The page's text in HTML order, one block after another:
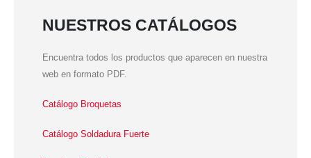
NUESTROS CATÁLOGOS
Encuentra todos los productos que aparecen en nuestra
web en formato PDF.
Catálogo Broquetas
Catálogo Soldadura Fuerte